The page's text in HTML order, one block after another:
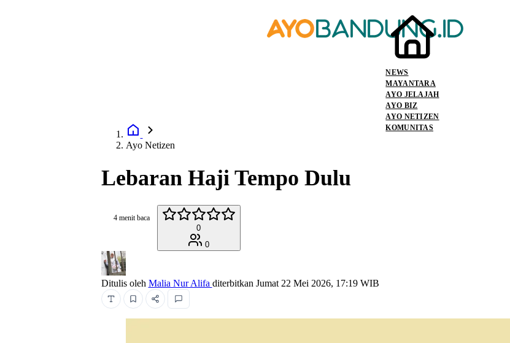
NEWS
MAYANTARA
AYO JELAJAH
AYO BIZ
AYO NETIZEN
KOMUNITAS
Ayo Netizen
Lebaran Haji Tempo Dulu
4 menit baca
0
0
Ditulis oleh Malia Nur Alifa diterbitkan Jumat 22 Mei 2026, 17:19 WIB